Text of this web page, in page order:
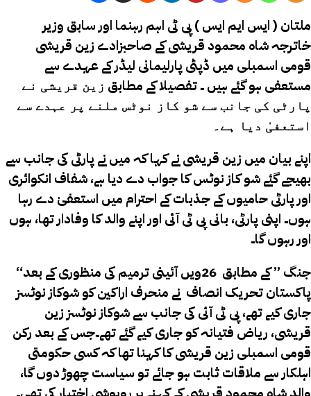
ملتان ( ایس ایم ایس ) پی ٹی اہم رہنما اور سابق وزیر
خاترجہ شاہ محمود قریشی کے صاحبزادے زین قریشی
قومی اسمبلی میں ڈپٹی پارلیمانی لیڈر کے عہدے سے
مستعفی ہو گئے ہیں ۔ تفصیلا کے مطابق زین قریشی نے
پارٹی کی جانب سے شو کاز نوٹس ملنے پر عہدے سے
استعفیٰ دیا ہے۔
اپنے بیان میں زین قریشی نے کہا کہ میں نے پارٹی کی جانب سے
بھیجے گئے شو کاز نوٹس کا جواب دے دیا ہے، شفاف انکوائری
اور پارٹی حامیوں کے جذبات کے احترام میں استعفیٰ دے رہا
ہوں۔ اپنی پارٹی، بانی پی ٹی آئی اور اپنے والد کا وفادار تھا، ہوں
اور رہوں گا۔
“جنگ ” کے مطابق 26ویں آئینی ترمیم کی منظوری کے بعد
پاکستان تحریک انصاف نے منحرف اراکین کو شوکاز نوٹسز
جاری کیے تھے، پی ٹی آئی کی جانب سے شوکاز نوٹسز زین
قریشی، ریاض فتیانہ کو جاری کیے گئے تھے۔جس کے بعد رکن
قومی اسمبلی زین قریشی کا کہنا تھا کہ کسی حکومتی
اہلکار سے ملاقات ثابت ہو جائے تو سیاست چھوڑ دوں گا،